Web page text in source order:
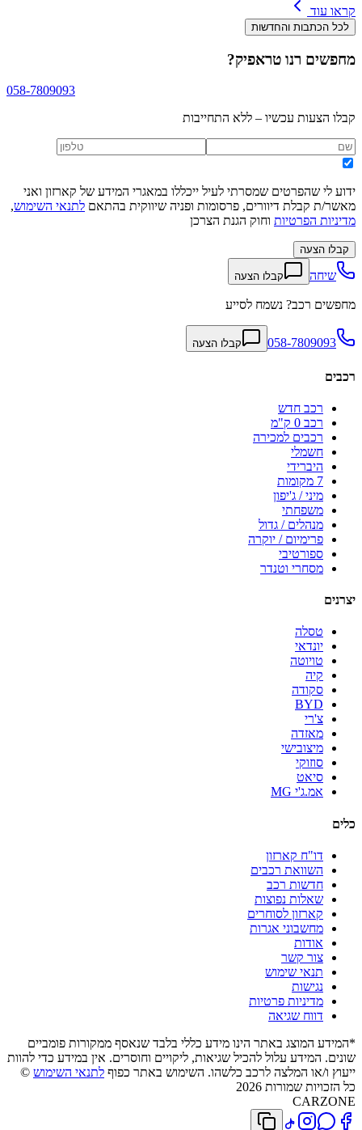
קראו עוד
לכל הכתבות והחדשות
מחפשים רנו טראפיק?
058-7809093
קבלו הצעות עכשיו – ללא התחייבות
ידוע לי שהפרטים שמסרתי לעיל ייכללו במאגרי המידע של קארזון ואני
מאשר/ת קבלת דיוורים, פרסומות ופניה שיווקית בהתאם לתנאי השימוש,
מדיניות הפרטיות וחוק הגנת הצרכן
קבלו הצעה
שיחה קבלו הצעה
מחפשים רכב? נשמח לסייע
058-7809093 קבלו הצעה
רכבים
רכב חדש
רכב 0 ק"מ
רכבים למכירה
חשמלי
היברידי
7 מקומות
מיני / ג'יפון
משפחתי
מנהלים / גדול
פרימיום / יוקרה
ספורטיבי
מסחרי וטנדר
יצרנים
טסלה
יונדאי
טויוטה
קיה
סקודה
BYD
צ'רי
מאזדה
מיצובישי
סוזוקי
סיאט
אמ.ג'י MG
כלים
דו"ח קארזון
השוואת רכבים
חדשות רכב
שאלות נפוצות
קארזון לסוחרים
מחשבוני אגרות
אודות
צור קשר
תנאי שימוש
נגישות
מדיניות פרטיות
דווח שגיאה
*המידע המוצג באתר הינו מידע כללי בלבד שנאסף ממקורות פומביים
שונים. המידע עלול להכיל שגיאות, ליקויים וחוסרים. אין במידע כדי להוות
ייעוץ ו/או המלצה לרכב כלשהו. השימוש באתר כפוף לתנאי השימוש ©
כל הזכויות שמורות 2026
CARZONE